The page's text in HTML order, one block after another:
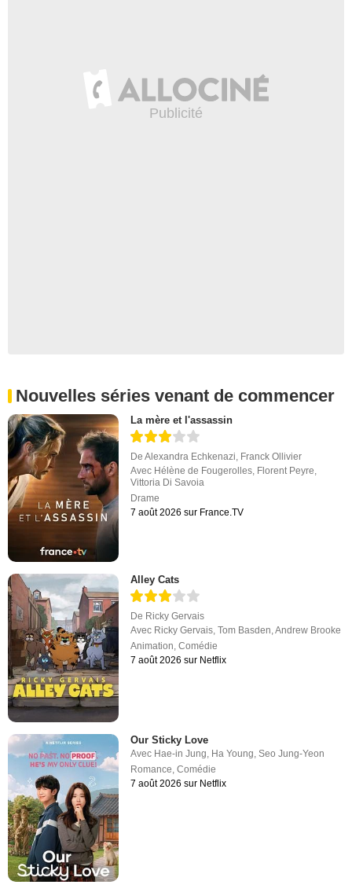
Nouvelles séries venant de commencer
La mère et l'assassin
DeAlexandra Echkenazi, Franck Ollivier
Avec Hélène de Fougerolles, Florent Peyre,
Vittoria Di Savoia
Drame
7 août 2026 sur France.TV
Alley Cats
De Ricky Gervais
Avec Ricky Gervais,Tom Basden,Andrew Brooke
Animation,Comédie
7 août 2026 sur Netflix
Our Sticky Love
Avec Hae-in Jung Ha Young ,Seo Jung-Yeon
Romance ,Comédie
7 août 2026 sur Netflix